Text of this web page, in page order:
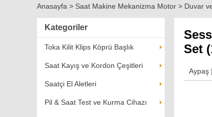
Anasayfa > Saat Makine Mekanizma Motor > Duvar
Kategoriler
Toka Kilit Klips Köprü Başlık
Saat Kayış ve Kordon Çeşitleri
Saatçi El Aletleri
Pil & Saat Test ve Kurma Cihazı
Set
Aypaş|